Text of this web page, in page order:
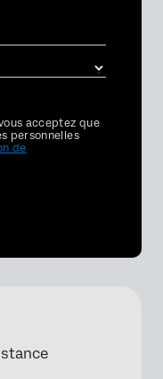
acceptez que
personnelles
de